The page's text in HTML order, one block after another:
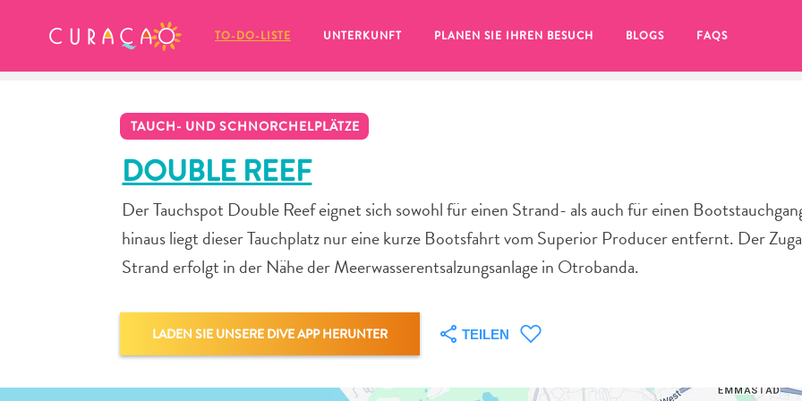
TO-DO-LISTE UNTERKUNFT PLANEN SIE IHREN BESUCH BLOGS FAQS
TAUCH- UND SCHNORCHELPLÄTZE
DOUBLE REEF
Der Tauchspot Double Reef eignet sich sowohl für einen Strand- als auch für einen
hinaus liegt dieser Tauchplatz nur eine kurze Bootsfahrt vom Superior Producer entfernt. Der
Strand erfolgt in der Nähe der Meerwasserentsalzungsanlage in Otrobanda.
LADEN SIE UNSERE DIVE APP HERUNTER TEILEN
MEINE FAVORITEN
Es schaut so aus, als ob Sie noch
keine Lieblingsorte in Curaçao
gespeichert haben.
Wenn Sie etwas für später speichern möchten, klicken Sie auf das